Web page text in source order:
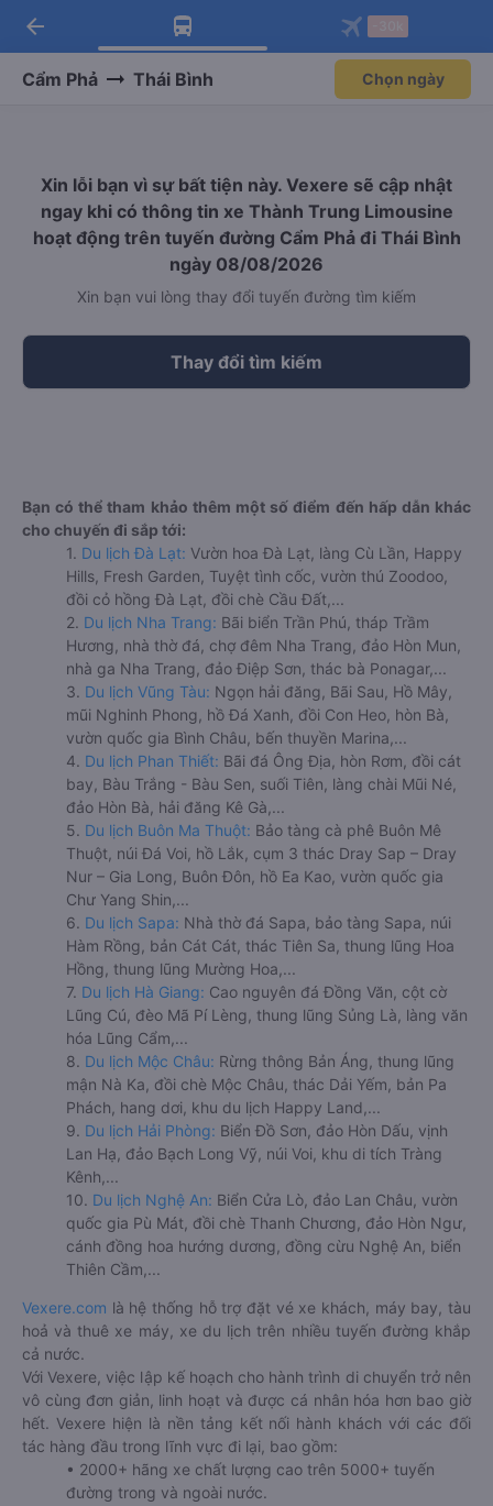
Tải app Vexere ngay!
Nhận ưu đãi thành viên độc
Mở app
Tải app Vexere
-30k/ghế khi đặt vé máy bay qua
Mở app
arrow_back
Cẩm Phả Thái Bình Chọn ngày
Xin lỗi bạn vì sự bất tiện này. Vexere sẽ cập nhật
ngay khi có thông tin xe Thành Trung Limousine
hoạt động trên tuyến đường Cẩm Phả đi Thái Bình
ngày 08/08/2026
Xin bạn vui lòng thay đổi tuyến đường tìm kiếm
Thay đổi tìm kiếm
Bạn có thể tham khảo thêm một số điểm đến hấp dẫn khác
cho chuyến đi sắp tới:
1. Du lịch Đà Lạt: Vườn hoa Đà Lạt, làng Cù Lần, Happy
Hills, Fresh Garden, Tuyệt tình cốc, vườn thú Zoodoo,
đồi cỏ hồng Đà Lạt, đồi chè Cầu Đất,...
2. Du lịch Nha Trang: Bãi biển Trần Phú, tháp Trầm
Hương, nhà thờ đá, chợ đêm Nha Trang, đảo Hòn Mun,
nhà ga Nha Trang, đảo Điệp Sơn, thác bà Ponagar,...
3. Du lịch Vũng Tàu: Ngọn hải đăng, Bãi Sau, Hồ Mây,
mũi Nghinh Phong, hồ Đá Xanh, đồi Con Heo, hòn Bà,
vườn quốc gia Bình Châu, bến thuyền Marina,...
4. Du lịch Phan Thiết: Bãi đá Ông Địa, hòn Rơm, đồi cát
bay, Bàu Trắng - Bàu Sen, suối Tiên, làng chài Mũi Né,
đảo Hòn Bà, hải đăng Kê Gà,...
5. Du lịch Buôn Ma Thuột: Bảo tàng cà phê Buôn Mê
Thuột, núi Đá Voi, hồ Lắk, cụm 3 thác Dray Sap – Dray
Nur – Gia Long, Buôn Đôn, hồ Ea Kao, vườn quốc gia
Chư Yang Shin,...
6. Du lịch Sapa: Nhà thờ đá Sapa, bảo tàng Sapa, núi
Hàm Rồng, bản Cát Cát, thác Tiên Sa, thung lũng Hoa
Hồng, thung lũng Mường Hoa,...
7. Du lịch Hà Giang: Cao nguyên đá Đồng Văn, cột cờ
Lũng Cú, đèo Mã Pí Lèng, thung lũng Sủng Là, làng văn
hóa Lũng Cẩm,...
8. Du lịch Mộc Châu: Rừng thông Bản Áng, thung lũng
mận Nà Ka, đồi chè Mộc Châu, thác Dải Yếm, bản Pa
Phách, hang dơi, khu du lịch Happy Land,...
9. Du lịch Hải Phòng: Biển Đồ Sơn, đảo Hòn Dấu, vịnh
Lan Hạ, đảo Bạch Long Vỹ, núi Voi, khu di tích Tràng
Kênh,...
10. Du lịch Nghệ An: Biển Cửa Lò, đảo Lan Châu, vườn
quốc gia Pù Mát, đồi chè Thanh Chương, đảo Hòn Ngư,
cánh đồng hoa hướng dương, đồng cừu Nghệ An, biển
Thiên Cầm,...
Vexere.com là hệ thống hỗ trợ đặt vé xe khách, máy bay, tàu
hoả và thuê xe máy, xe du lịch trên nhiều tuyến đường khắp
cả nước.
Với Vexere, việc lập kế hoạch cho hành trình di chuyển trở nên
vô cùng đơn giản, linh hoạt và được cá nhân hóa hơn bao giờ
hết. Vexere hiện là nền tảng kết nối hành khách với các đối
tác hàng đầu trong lĩnh vực đi lại, bao gồm:
• 2000+ hãng xe chất lượng cao trên 5000+ tuyến
đường trong và ngoài nước.